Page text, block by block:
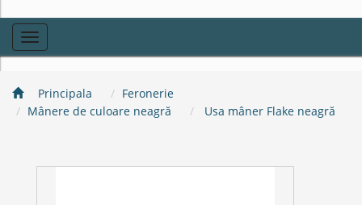
Toggle
navigation
Principala
Feronerie
Mânere de culoare neagră
Usa mâner Flake neagră